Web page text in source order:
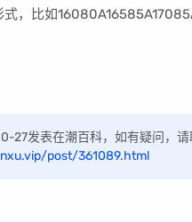
，比如
27发表在潮百科，如有疑问，请
post/361089.html